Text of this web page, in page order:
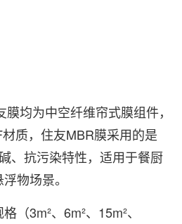
均为‌中空纤维帘式膜组件‌，
质，住友MBR膜采用的是
、抗污染特性，适用于餐厨
物场景。
（3m²、6m²、15m²、